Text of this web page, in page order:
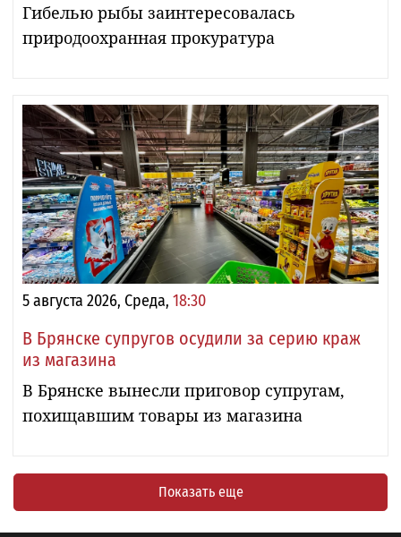
Гибелью рыбы заинтересовалась
природоохранная прокуратура
5 августа 2026, Среда, 18:30
В Брянске супругов осудили за серию краж
из магазина
В Брянске вынесли приговор супругам,
похищавшим товары из магазина
Показать еще